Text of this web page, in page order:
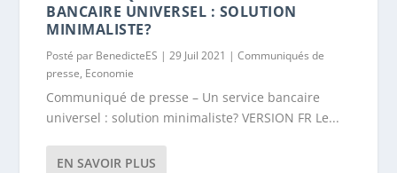
BANCAIRE UNIVERSEL : SOLUTION
MINIMALISTE?
Posté par BenedicteES |29 Juil 2021 |Communiqués de
presse, Economie
Communiqué de presse – Un service bancaire
universel : solution minimaliste? VERSION FR Le...
EN SAVOIR PLUS